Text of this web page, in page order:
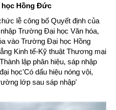
học Hồng Đức
lễ công bố Quyết định của
Trường Đại học Văn hóa,
vào Trường Đại học Hồng
Kinh tế-Kỹ thuật Thương mại
lập phân hiệu, sáp nhập
học'Có dấu hiệu nóng vội,
lớp sau sáp nhập'